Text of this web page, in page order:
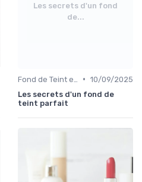
Les secrets d'un fond
de...
• 10/09/2025
Les secrets d'un fond de
teint parfait